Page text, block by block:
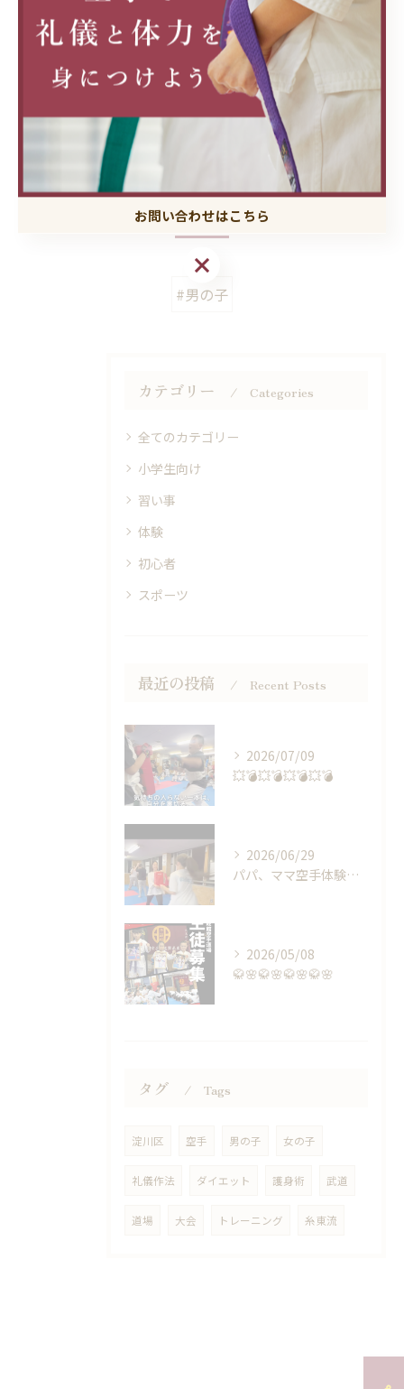
淀川区の習い事で身体づくり
< 前のページ 次のページ >
関連タグ
#男の子
カテゴリー Categories
全てのカテゴリー
小学生向け
習い事
体験
初心者
スポーツ
最近の投稿 Recent Posts
2026/07/09
💥💣💥💣💥💣💥💣
2026/06/29
パパ、ママ空手体験会🥋👊🏻
2026/05/08
🥋🌸🥋🌸🥋🌸🥋🌸
タグ Tags
淀川区 空手 男の子 女の子
礼儀作法 ダイエット 護身術 武道
道場 大会 トレーニング 糸東流
お問い合わせはこちら
お問い合わせはこちら